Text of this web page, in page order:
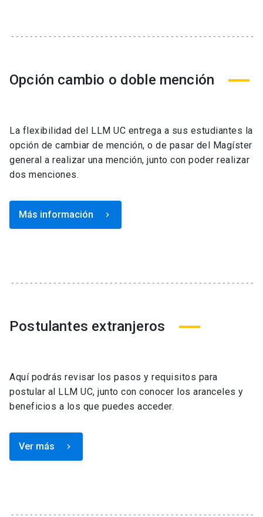
Opción cambio o doble mención
La flexibilidad del LLM UC entrega a sus estudiantes la
opción de cambiar de mención, o de pasar del Magíster
general a realizar una mención, junto con poder realizar
dos menciones.
Más información keyboard_arrow_right
Postulantes extranjeros
Aquí podrás revisar los pasos y requisitos para
postular al LLM UC, junto con conocer los aranceles y
beneficios a los que puedes acceder.
Ver más keyboard_arrow_right